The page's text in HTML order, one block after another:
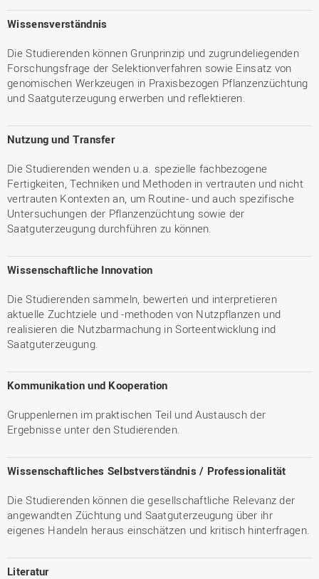
Wissensverständnis
Die Studierenden können Grunprinzip und zugrundeliegenden
Forschungsfrage der Selektionverfahren sowie Einsatz von
genomischen Werkzeugen in Praxisbezogen Pflanzenzüchtung
und Saatguterzeugung erwerben und reflektieren.
Nutzung und Transfer
Die Studierenden wenden u.a. spezielle fachbezogene
Fertigkeiten, Techniken und Methoden in vertrauten und nicht
vertrauten Kontexten an, um Routine- und auch spezifische
Untersuchungen der Pflanzenzüchtung sowie der
Saatguterzeugung durchführen zu können.
Wissenschaftliche Innovation
Die Studierenden sammeln, bewerten und interpretieren
aktuelle Zuchtziele und -methoden von Nutzpflanzen und
realisieren die Nutzbarmachung in Sorteentwicklung ind
Saatguterzeugung.
Kommunikation und Kooperation
Gruppenlernen im praktischen Teil und Austausch der
Ergebnisse unter den Studierenden.
Wissenschaftliches Selbstverständnis / Professionalität
Die Studierenden können die gesellschaftliche Relevanz der
angewandten Züchtung und Saatguterzeugung über ihr
eigenes Handeln heraus einschätzen und kritisch hinterfragen.
Literatur